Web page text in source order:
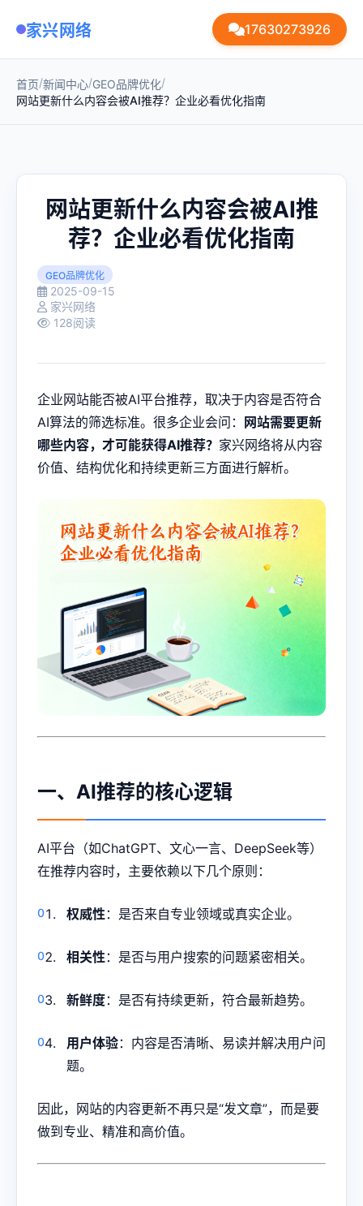
家兴网络 17630273926
首页/新闻中心/GEO品牌优化/
网站更新什么内容会被AI推荐？企业必看优化指南
网站更新什么内容会被AI推
荐？企业必看优化指南
GEO品牌优化
2025-09-15
家兴网络
128阅读
企业网站能否被AI平台推荐，取决于内容是否符合
AI算法的筛选标准。很多企业会问：
网站需要更新
哪些内容，才可能获得AI推荐？ 家兴网络将从内容
价值、结构优化和持续更新三方面进行解析。
一、AI推荐的核心逻辑
AI平台（如ChatGPT、文心一言、DeepSeek等）
在推荐内容时，主要依赖以下几个原则：
权威性：是否来自专业领域或真实企业。
相关性：是否与用户搜索的问题紧密相关。
新鲜度：是否有持续更新，符合最新趋势。
用户体验：内容是否清晰、易读并解决用户问
题。
因此，网站的内容更新不再只是“发文章”，而是要
做到专业、精准和高价值。